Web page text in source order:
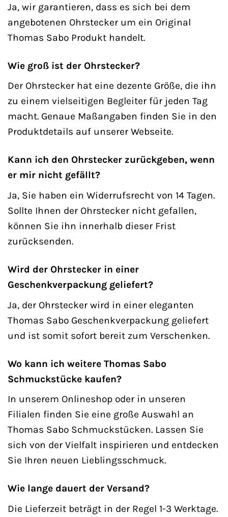
Ja, wir garantieren, dass es sich bei dem
angebotenen Ohrstecker um ein Original
Thomas Sabo Produkt handelt.
Wie groß ist der Ohrstecker?
Der Ohrstecker hat eine dezente Größe, die ihn
zu einem vielseitigen Begleiter für jeden Tag
macht. Genaue Maßangaben finden Sie in den
Produktdetails auf unserer Webseite.
Kann ich den Ohrstecker zurückgeben, wenn
er mir nicht gefällt?
Ja, Sie haben ein Widerrufsrecht von 14 Tagen.
Sollte Ihnen der Ohrstecker nicht gefallen,
können Sie ihn innerhalb dieser Frist
zurücksenden.
Wird der Ohrstecker in einer
Geschenkverpackung geliefert?
Ja, der Ohrstecker wird in einer eleganten
Thomas Sabo Geschenkverpackung geliefert
und ist somit sofort bereit zum Verschenken.
Wo kann ich weitere Thomas Sabo
Schmuckstücke kaufen?
In unserem Onlineshop oder in unseren
Filialen finden Sie eine große Auswahl an
Thomas Sabo Schmuckstücken. Lassen Sie
sich von der Vielfalt inspirieren und entdecken
Sie Ihren neuen Lieblingsschmuck.
Wie lange dauert der Versand?
Die Lieferzeit beträgt in der Regel 1-3 Werktage.